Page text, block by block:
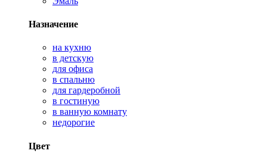
Назначение
на кухню
в детскую
для офиса
в спальню
для гардеробной
в гостиную
в ванную комнату
недорогие
Цвет